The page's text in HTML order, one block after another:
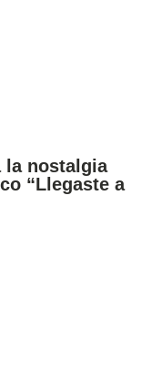
la nostalgia
“Llegaste a